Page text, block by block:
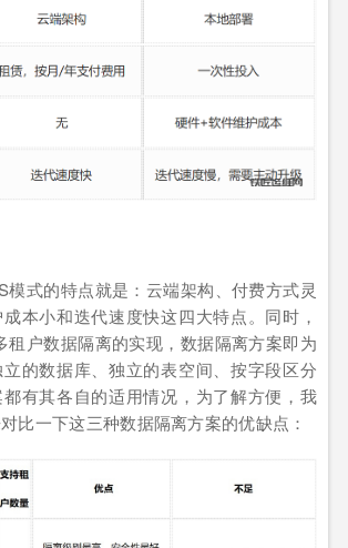
模式的特点就是：云端架构、付费方式灵
本小和迭代速度快这四大特点。同时，
租户数据隔离的实现，数据隔离方案即为
的数据库、独立的表空间、按字段区分
有其各自的适用情况，为了解方便，我
比一下这三种数据隔离方案的优缺点：